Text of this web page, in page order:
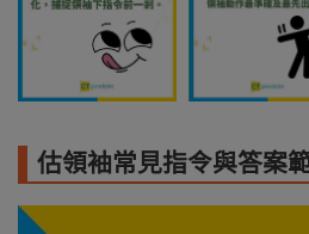
估領袖常見指令與答案